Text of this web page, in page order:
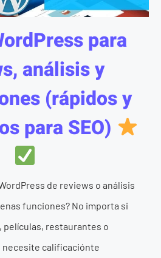
para
análisis y
(rápidos y
para SEO)
de reviews o análisis
funciones? No importa si
películas, restaurantes o
necesite calificaciónte